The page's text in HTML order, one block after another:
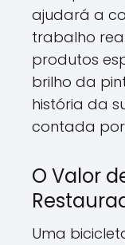
ajudará a
trabalho
produtos
brilho da
história da
contada por
O Valor
Uma